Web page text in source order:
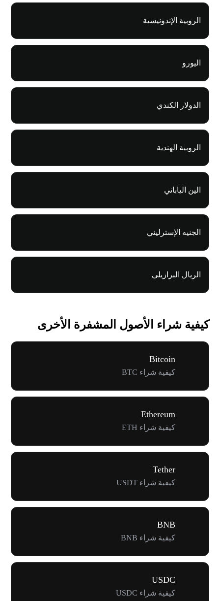
الروبية الإندونيسية
اليورو
الدولار الكندي
الروبية الهندية
الين الياباني
الجنيه الإسترليني
الريال البرازيلي
كيفية شراء الأصول المشفرة الأخرى
Bitcoin
كيفية شراء BTC
Ethereum
كيفية شراء ETH
Tether
كيفية شراء USDT
BNB
كيفية شراء BNB
USDC
كيفية شراء USDC